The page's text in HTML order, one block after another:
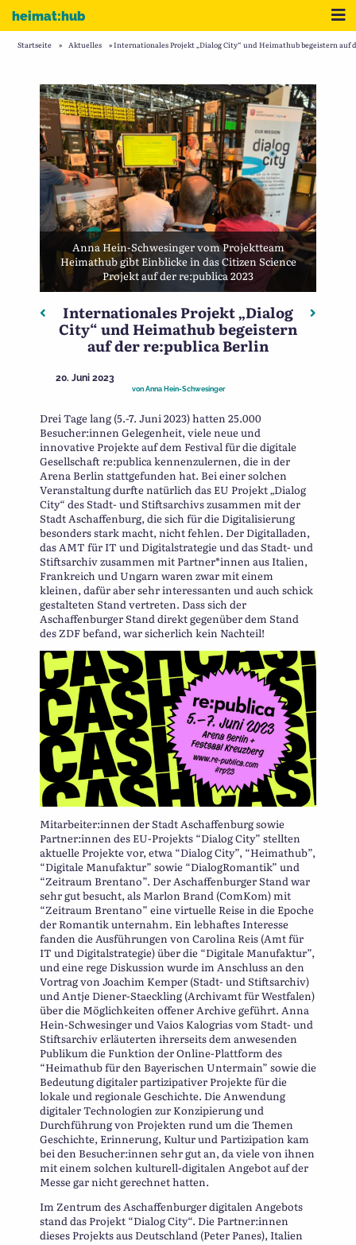
Zum Inhalt
heimat:hub
Startseite » Aktuelles »Internationales Projekt „Dialog City“ und Heimathub begeistern auf
Anna Hein-Schwesinger vom Projektteam
Heimathub gibt Einblicke in das Citizen Science
Projekt auf der re:publica 2023
Beitragsnavigation
Vorheriger: Public History – Recherche in der
Internationales Projekt „Dialog
City“ und Heimathub begeistern
auf der re:publica Berlin
20. Juni 2023
von Anna Hein-Schwesinger
Drei Tage lang (5.-7. Juni 2023) hatten 25.000
Besucher:innen Gelegenheit, viele neue und
innovative Projekte auf dem Festival für die digitale
Gesellschaft re:publica kennenzulernen, die in der
Arena Berlin stattgefunden hat. Bei einer solchen
Veranstaltung durfte natürlich das EU Projekt „Dialog
City“ des Stadt- und Stiftsarchivs zusammen mit der
Stadt Aschaffenburg, die sich für die Digitalisierung
besonders stark macht, nicht fehlen. Der Digitalladen,
das AMT für IT und Digitalstrategie und das Stadt- und
Stiftsarchiv zusammen mit Partner*innen aus Italien,
Frankreich und Ungarn waren zwar mit einem
kleinen, dafür aber sehr interessanten und auch schick
gestalteten Stand vertreten. Dass sich der
Aschaffenburger Stand direkt gegenüber dem Stand
des ZDF befand, war sicherlich kein Nachteil!
Mitarbeiter:innen der Stadt Aschaffenburg sowie
Partner:innen des EU-Projekts “Dialog City” stellten
aktuelle Projekte vor, etwa “Dialog City”, “Heimathub”,
“Digitale Manufaktur” sowie “DialogRomantik” und
“Zeitraum Brentano”. Der Aschaffenburger Stand war
sehr gut besucht, als Marlon Brand (ComKom) mit
“Zeitraum Brentano” eine virtuelle Reise in die Epoche
der Romantik unternahm. Ein lebhaftes Interesse
fanden die Ausführungen von Carolina Reis (Amt für
IT und Digitalstrategie) über die “Digitale Manufaktur”,
und eine rege Diskussion wurde im Anschluss an den
Vortrag von Joachim Kemper (Stadt- und Stiftsarchiv)
und Antje Diener-Staeckling (Archivamt für Westfalen)
über die Möglichkeiten offener Archive geführt. Anna
Hein-Schwesinger und Vaios Kalogrias vom Stadt- und
Stiftsarchiv erläuterten ihrerseits dem anwesenden
Publikum die Funktion der Online-Plattform des
“Heimathub für den Bayerischen Untermain” sowie die
Bedeutung digitaler partizipativer Projekte für die
lokale und regionale Geschichte. Die Anwendung
digitaler Technologien zur Konzipierung und
Durchführung von Projekten rund um die Themen
Geschichte, Erinnerung, Kultur und Partizipation kam
bei den Besucher:innen sehr gut an, da viele von ihnen
mit einem solchen kulturell-digitalen Angebot auf der
Messe gar nicht gerechnet hatten.
Im Zentrum des Aschaffenburger digitalen Angebots
stand das Projekt “Dialog City“. Die Partner:innen
dieses Projekts aus Deutschland (Peter Panes), Italien